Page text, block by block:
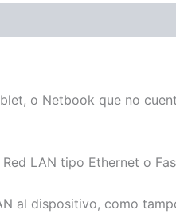
o Netbook que no
LAN tipo Ethernet o
al dispositivo, como